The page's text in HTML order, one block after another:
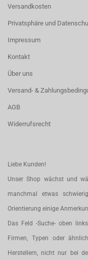
Versandkosten
Privatsphäre und
Impressum
Kontakt
Über uns
Versand- &
AGB
Widerrufsrecht
Liebe Kunden!
Unser Shop wächst und
manchmal etwas
Orientierung einige
Das Feld -Suche- oben
Firmen, Typen oder
Herstellern, nicht nur bei